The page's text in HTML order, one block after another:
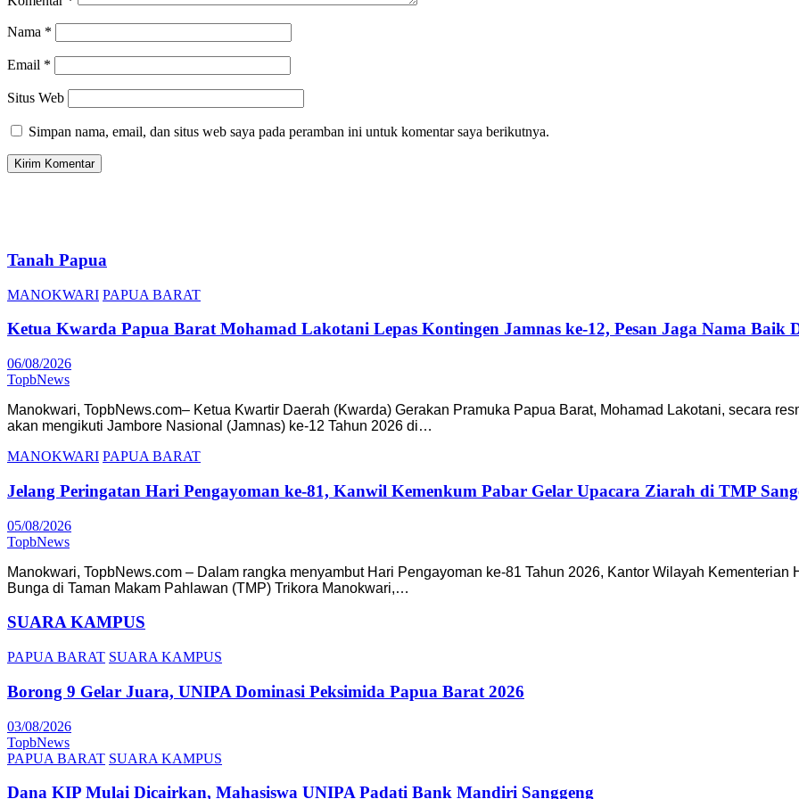
Nama *
Email *
Situs Web
Simpan nama, email, dan situs web saya pada peramban ini untuk komentar saya berikutnya.
Tanah Papua
MANOKWARI PAPUA BARAT
Ketua Kwarda Papua Barat Mohamad Lakotani Lepas Kontingen Jamnas ke-12, Pesan Jaga Nama Baik
06/08/2026
TopbNews
Manokwari, TopbNews.com– Ketua Kwartir Daerah (Kwarda) Gerakan Pramuka Papua Barat, Mohamad Lakotani, secara
akan mengikuti Jambore Nasional (Jamnas) ke-12 Tahun 2026 di…
MANOKWARI PAPUA BARAT
Jelang Peringatan Hari Pengayoman ke-81, Kanwil Kemenkum Pabar Gelar Upacara Ziarah di TMP
05/08/2026
TopbNews
Manokwari, TopbNews.com – Dalam rangka menyambut Hari Pengayoman ke-81 Tahun 2026, Kantor Wilayah
Bunga di Taman Makam Pahlawan (TMP) Trikora Manokwari,…
SUARA KAMPUS
PAPUA BARAT SUARA KAMPUS
Borong 9 Gelar Juara, UNIPA Dominasi Peksimida Papua Barat 2026
03/08/2026
TopbNews
PAPUA BARAT SUARA KAMPUS
Dana KIP Mulai Dicairkan, Mahasiswa UNIPA Padati Bank Mandiri Sanggeng